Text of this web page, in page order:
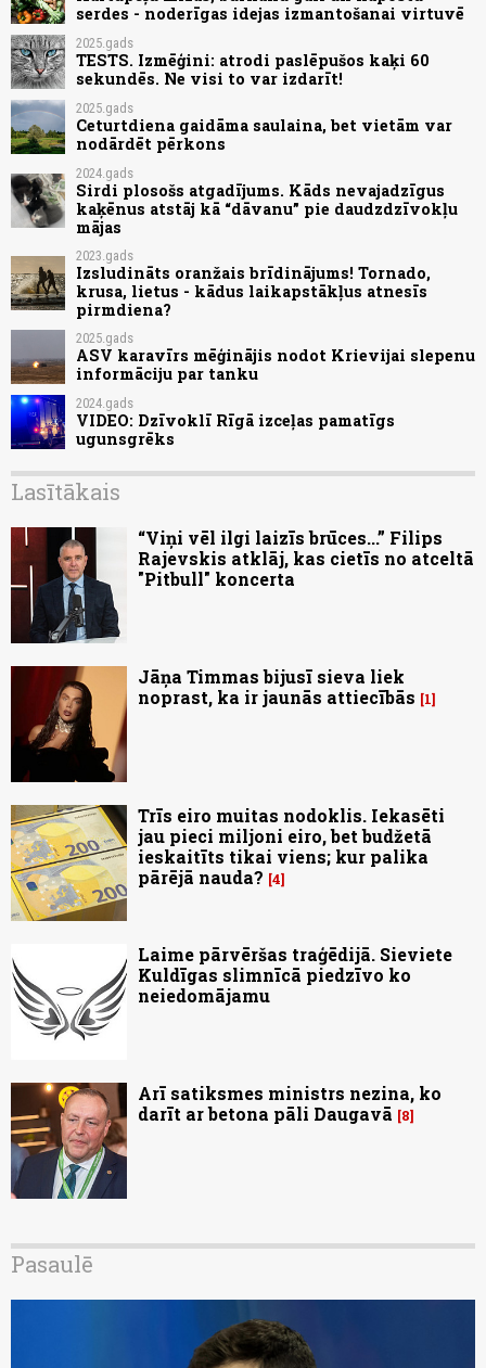
serdes - noderīgas idejas izmantošanai virtuvē
2025.gads
TESTS. Izmēģini: atrodi paslēpušos kaķi 60
sekundēs. Ne visi to var izdarīt!
2025.gads
Ceturtdiena gaidāma saulaina, bet vietām var
nodārdēt pērkons
2024.gads
Sirdi plosošs atgadījums. Kāds nevajadzīgus
kaķēnus atstāj kā “dāvanu” pie daudzdzīvokļu
mājas
2023.gads
Izsludināts oranžais brīdinājums! Tornado,
krusa, lietus - kādus laikapstākļus atnesīs
pirmdiena?
2025.gads
ASV karavīrs mēģinājis nodot Krievijai slepenu
informāciju par tanku
2024.gads
VIDEO: Dzīvoklī Rīgā izceļas pamatīgs
ugunsgrēks
Lasītākais
“Viņi vēl ilgi laizīs brūces...” Filips
Rajevskis atklāj, kas cietīs no atceltā
"Pitbull" koncerta
Jāņa Timmas bijusī sieva liek
noprast, ka ir jaunās attiecībās
1
Trīs eiro muitas nodoklis. Iekasēti
jau pieci miljoni eiro, bet budžetā
ieskaitīts tikai viens; kur palika
pārējā nauda? 4
Laime pārvēršas traģēdijā. Sieviete
Kuldīgas slimnīcā piedzīvo ko
neiedomājamu
Arī satiksmes ministrs nezina, ko
darīt ar betona pāli Daugavā
8
Pasaulē